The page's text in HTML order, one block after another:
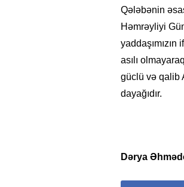
Qələbənin
Həmrəyliyi
asılı
güclü və qalib
dayağıdır.
Dərya